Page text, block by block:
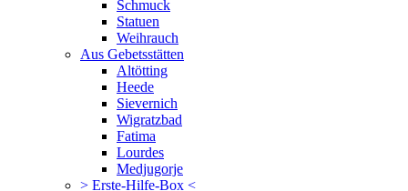
Schmuck
Statuen
Weihrauch
Aus Gebetsstätten
Altötting
Heede
Sievernich
Wigratzbad
Fatima
Lourdes
Medjugorje
> Erste-Hilfe-Box <